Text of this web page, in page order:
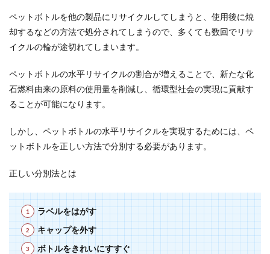
ペットボトルを他の製品にリサイクルしてしまうと、使用後に焼
却するなどの方法で処分されてしまうので、多くても数回でリサ
イクルの輪が途切れてしまいます。
ペットボトルの水平リサイクルの割合が増えることで、新たな化
石燃料由来の原料の使用量を削減し、循環型社会の実現に貢献す
ることが可能になります。
しかし、ペットボトルの水平リサイクルを実現するためには、ペ
ットボトルを正しい方法で分別する必要があります。
正しい分別法とは
ラベルをはがす
キャップを外す
ボトルをきれいにすすぐ